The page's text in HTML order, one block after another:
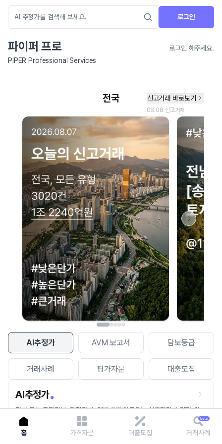
로그인
파이퍼 프로
로그인 해주세요.
PIPER Professional Services
AI추정가 AVM 보고서 담보등급
거래사례 평가자문 대출모집
AI추정가
전국 모든 토지건물, 집합건물, 매월 업데이트되는 AI추정가를 경험해보
세요.
네이버 지도 연결 안내
현재 네이버 지도 연결이 원활하지 않아 지도를 불러올 수 없습니다.
이용에 불편을 드려 죄송합니다.
다시 시도
홈 가격자문 대출모집 거래사례